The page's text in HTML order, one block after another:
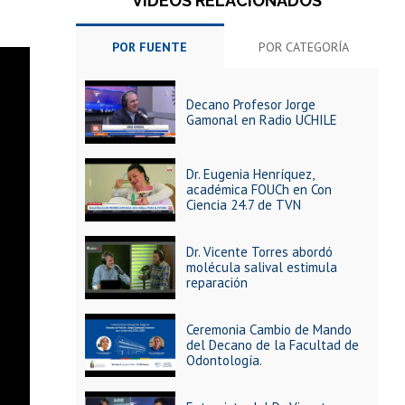
POR FUENTE POR CATEGORÍA
Decano Profesor Jorge
Gamonal en Radio UCHILE
Dr. Eugenia Henríquez,
académica FOUCh en Con
Ciencia 24.7 de TVN
Dr. Vicente Torres abordó
molécula salival estimula
reparación
Ceremonia Cambio de Mando
del Decano de la Facultad de
Odontología.